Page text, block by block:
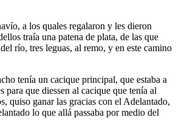
a los quales regalaron y les dieron
traía una patena de plata, de las que
río, tres leguas, al remo, y en este camino
tenía un cacique principal, que estaba a
que diessen al cacique que tenía al
quiso ganar las gracias con el Adelantado,
lo que allá passaba por medio del